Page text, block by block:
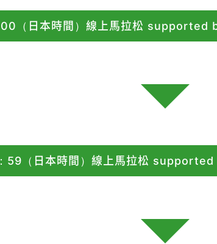
（日本時間）線上馬拉松 supported
59（日本時間）線上馬拉松 supported